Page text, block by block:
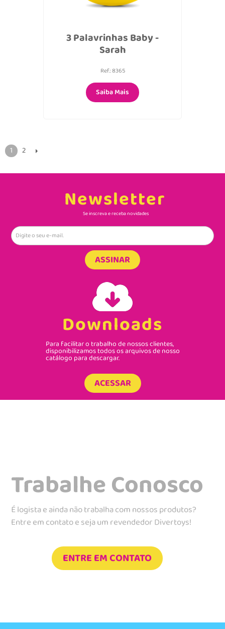
3 Palavrinhas Baby -
Sarah
Ref.: 8365
Saiba Mais
1 2
Newsletter
Se inscreva e receba novidades
ASSINAR
Downloads
Para facilitar o trabalho de nossos clientes,
disponibilizamos todos os arquivos de nosso
catálogo para descargar.
ACESSAR
Trabalhe Conosco
É logista e ainda não trabalha com nossos produtos?
Entre em contato e seja um revendedor Divertoys!
ENTRE EM CONTATO